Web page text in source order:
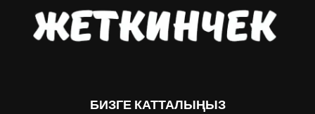
БИЗГЕ КАТТАЛЫҢЫЗ